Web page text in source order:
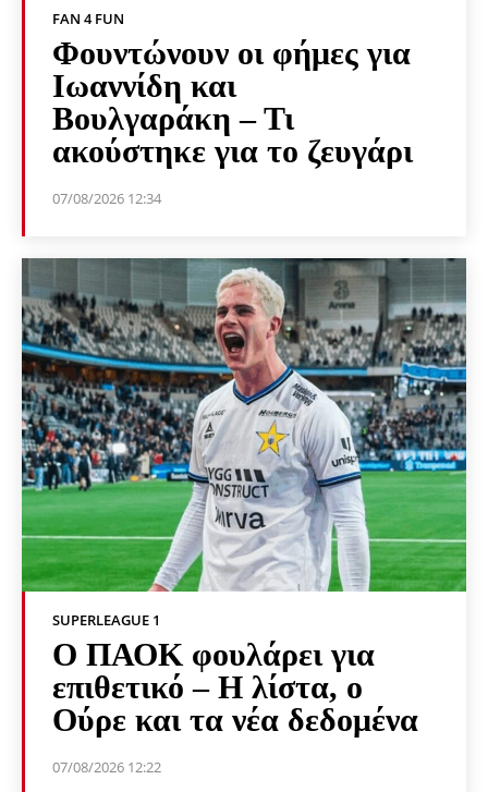
FAN 4 FUN
Φουντώνουν οι φήμες για
Ιωαννίδη και
Βουλγαράκη – Τι
ακούστηκε για το ζευγάρι
07/08/2026 12:34
SUPERLEAGUE 1
Ο ΠΑΟΚ φουλάρει για
επιθετικό – Η λίστα, ο
Ούρε και τα νέα δεδομένα
07/08/2026 12:22